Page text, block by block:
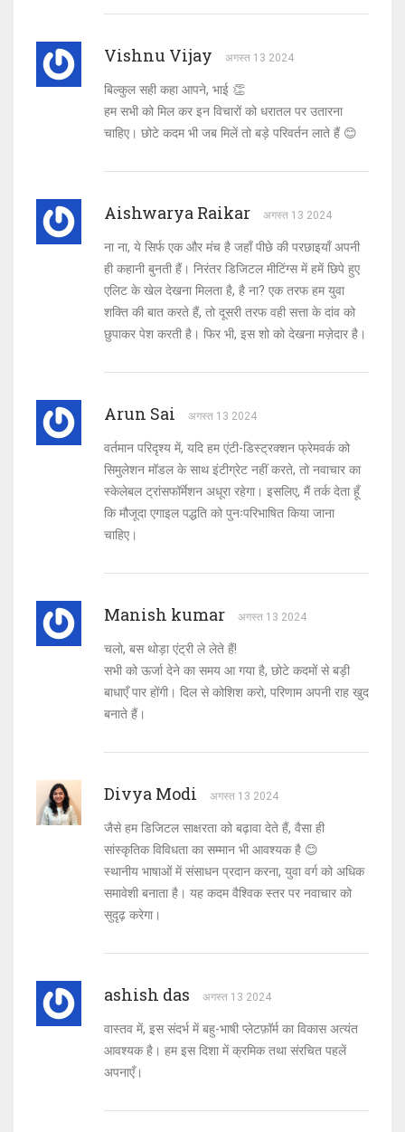
Vishnu Vijay अगस्त 13 2024
बिल्कुल सही कहा आपने, भाई 👏
हम सभी को मिल कर इन विचारों को धरातल पर उतारना
चाहिए। छोटे कदम भी जब मिलें तो बड़े परिवर्तन लाते हैं 😊
Aishwarya Raikar अगस्त 13 2024
ना ना, ये सिर्फ एक और मंच है जहाँ पीछे की परछाइयाँ अपनी
ही कहानी बुनती हैं। निरंतर डिजिटल मीटिंग्स में हमें छिपे हुए
एलिट के खेल देखना मिलता है, है ना? एक तरफ हम युवा
शक्ति की बात करते हैं, तो दूसरी तरफ वही सत्ता के दांव को
छुपाकर पेश करती है। फिर भी, इस शो को देखना मज़ेदार है।
Arun Sai अगस्त 13 2024
वर्तमान परिदृश्य में, यदि हम एंटी-डिस्ट्रक्शन फ्रेमवर्क को
सिमुलेशन मॉडल के साथ इंटीग्रेट नहीं करते, तो नवाचार का
स्केलेबल ट्रांसफॉर्मेशन अधूरा रहेगा। इसलिए, मैं तर्क देता हूँ
कि मौजूदा एगाइल पद्धति को पुनःपरिभाषित किया जाना
चाहिए।
Manish kumar अगस्त 13 2024
चलो, बस थोड़ा एंट्री ले लेते हैं!
सभी को ऊर्जा देने का समय आ गया है, छोटे कदमों से बड़ी
बाधाएँ पार होंगी। दिल से कोशिश करो, परिणाम अपनी राह खुद
बनाते हैं।
Divya Modi अगस्त 13 2024
जैसे हम डिजिटल साक्षरता को बढ़ावा देते हैं, वैसा ही
सांस्कृतिक विविधता का सम्मान भी आवश्यक है 😊
स्थानीय भाषाओं में संसाधन प्रदान करना, युवा वर्ग को अधिक
समावेशी बनाता है। यह कदम वैश्विक स्तर पर नवाचार को
सुदृढ़ करेगा।
ashish das अगस्त 13 2024
वास्तव में, इस संदर्भ में बहु-भाषी प्लेटफ़ॉर्म का विकास अत्यंत
आवश्यक है। हम इस दिशा में क्रमिक तथा संरचित पहलें
अपनाएँ।